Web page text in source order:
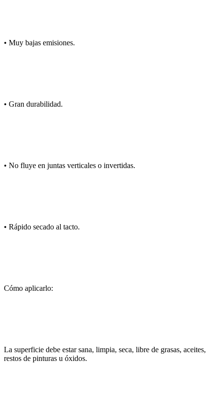
• Muy bajas emisiones.
• Gran durabilidad.
• No fluye en juntas verticales o invertidas.
• Rápido secado al tacto.
Cómo aplicarlo:
La superficie debe estar sana, limpia, seca, libre de grasas, aceites,
restos de pinturas u óxidos.